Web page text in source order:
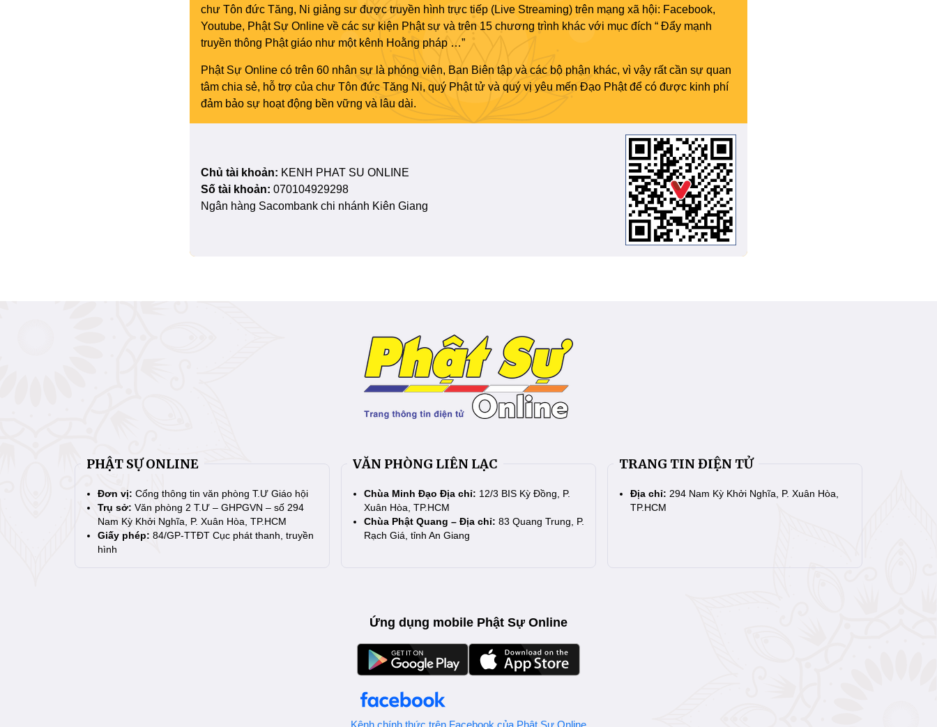
chư Tôn đức Tăng, Ni giảng sư được truyền hình trực tiếp (Live Streaming) trên mạng xã hội: Facebook,
Youtube, Phật Sự Online về các sự kiện Phật sự và trên 15 chương trình khác với mục đích “ Đẩy mạnh
truyền thông Phật giáo như một kênh Hoằng pháp …”
Phật Sự Online có trên 60 nhân sự là phóng viên, Ban Biên tập và các bộ phận khác, vì vậy rất cần sự quan
tâm chia sẻ, hỗ trợ của chư Tôn đức Tăng Ni, quý Phật tử và quý vị yêu mến Đạo Phật để có được kinh phí
đảm bảo sự hoạt động bền vững và lâu dài.
Chủ tài khoản: KENH PHAT SU ONLINE
Số tài khoản: 070104929298
Ngân hàng Sacombank chi nhánh Kiên Giang
PHẬT SỰ ONLINE
Đơn vị: Cổng thông tin văn phòng T.Ư Giáo hội
Trụ sở: Văn phòng 2 T.Ư – GHPGVN – số 294
Nam Kỳ Khởi Nghĩa, P. Xuân Hòa, TP.HCM
Giấy phép: 84/GP-TTĐT Cục phát thanh, truyền
hình
VĂN PHÒNG LIÊN LẠC
Chùa Minh Đạo Địa chỉ: 12/3 BIS Kỳ Đồng, P.
Xuân Hòa, TP.HCM
Chùa Phật Quang – Địa chỉ: 83 Quang Trung, P.
Rạch Giá, tỉnh An Giang
TRANG TIN ĐIỆN TỬ
Địa chỉ: 294 Nam Kỳ Khởi Nghĩa, P. Xuân Hòa,
TP.HCM
Ứng dụng mobile Phật Sự Online
Kênh chính thức trên Facebook của Phật Sự Online